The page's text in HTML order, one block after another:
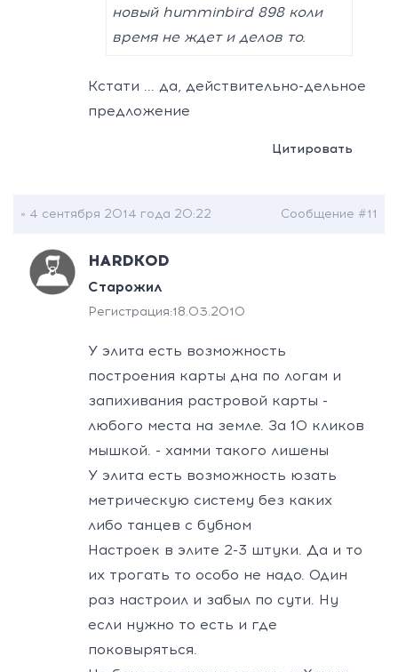
новый humminbird 898 коли
время не ждет и делов то.
Кстати ... да, действительно-дельное
предложение
Цитировать
» 4 сентября 2014 года 20:22 Сообщение #11
HARDKOD
Старожил
Регистрация:18.03.2010
У элита есть возможность
построения карты дна по логам и
запихивания растровой карты -
любого места на земле. За 10 кликов
мышкой. - хамми такого лишены
У элита есть возможность юзать
метрическую систему без каких
либо танцев с бубном
Настроек в элите 2-3 штуки. Да и то
их трогать то особо не надо. Один
раз настроил и забыл по сути. Ну
если нужно то есть и где
поковыряться.